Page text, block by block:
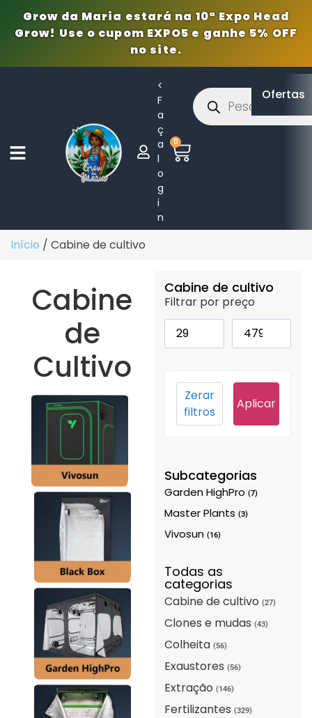
Grow da Maria estará na 10ª Expo Head
Grow! Use o cupom EXPO5 e ganhe 5% OFF
no site.
<
F
a
ç
a
l
o
g
i
n
0
Ofertas
Início / Cabine de cultivo
Cabine de cultivo
Filtrar por preço
Aplicar
Zerar
filtros
Subcategorias
Garden HighPro(7)
Master Plants(3)
Vivosun(16)
Todas as
categorias
Cabine de cultivo(27)
Clones e mudas(43)
Colheita(56)
Exaustores(56)
Extração(146)
Fertilizantes(329)
Cabine
de
Cultivo